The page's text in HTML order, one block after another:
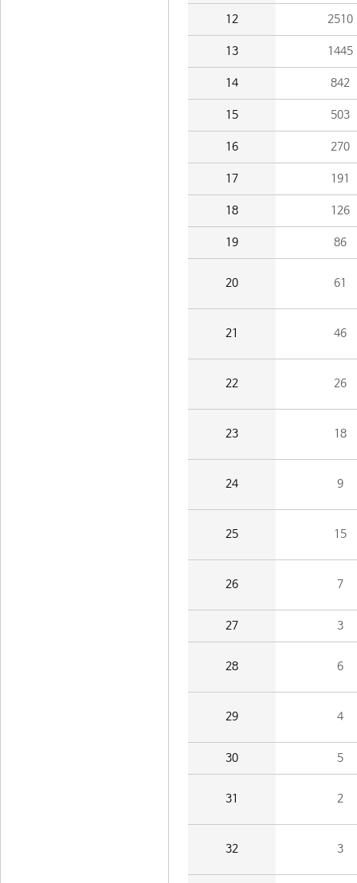
12 2510
13 1445
14 842
15 503
16 270
17 191
18 126
19 86
20 61
21 46
22 26
23 18
24 9
25 15
26 7
27 3
28 6
29 4
30 5
31 2
32 3